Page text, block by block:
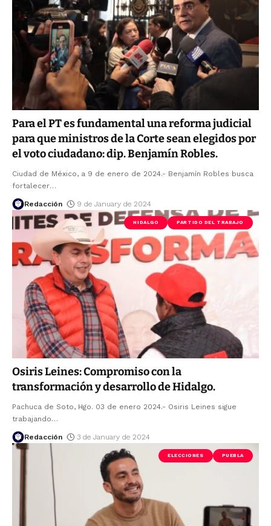
Para el PT es fundamental una reforma judicial
para que ministros de la Corte sean elegidos por
el voto ciudadano: dip. Benjamín Robles.
Ciudad de México, a 9 de enero de 2024.- Benjamín Robles busca
fortalecer…
Redacción 9 de January de 2024
HIDALGO PARTIDO DEL TRABAJO
Osiris Leines: Compromiso con la
transformación y desarrollo de Hidalgo.
Pachuca de Soto, Hgo. 03 de enero 2024.- Osiris Leines sigue
trabajando…
Redacción 3 de January de 2024
ELECCIONES PUEBLA